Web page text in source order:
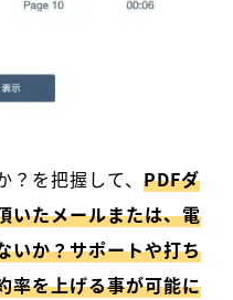
を把握して、 PDFダ
いたメールまたは、電
いか？サポートや打ち
率を上げる事が可能に